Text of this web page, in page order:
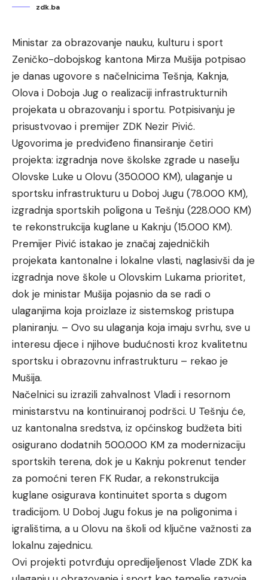
zdk.ba
Ministar za obrazovanje nauku, kulturu i sport
Zeničko-dobojskog kantona Mirza Mušija potpisao
je danas ugovore s načelnicima Tešnja, Kaknja,
Olova i Doboja Jug o realizaciji infrastrukturnih
projekata u obrazovanju i sportu. Potpisivanju je
prisustvovao i premijer ZDK Nezir Pivić.
Ugovorima je predviđeno finansiranje četiri
projekta: izgradnja nove školske zgrade u naselju
Olovske Luke u Olovu (350.000 KM), ulaganje u
sportsku infrastrukturu u Doboj Jugu (78.000 KM),
izgradnja sportskih poligona u Tešnju (228.000 KM)
te rekonstrukcija kuglane u Kaknju (15.000 KM).
Premijer Pivić istakao je značaj zajedničkih
projekata kantonalne i lokalne vlasti, naglasivši da je
izgradnja nove škole u Olovskim Lukama prioritet,
dok je ministar Mušija pojasnio da se radi o
ulaganjima koja proizlaze iz sistemskog pristupa
planiranju. – Ovo su ulaganja koja imaju svrhu, sve u
interesu djece i njihove budućnosti kroz kvalitetnu
sportsku i obrazovnu infrastrukturu – rekao je
Mušija.
Načelnici su izrazili zahvalnost Vladi i resornom
ministarstvu na kontinuiranoj podršci. U Tešnju će,
uz kantonalna sredstva, iz općinskog budžeta biti
osigurano dodatnih 500.000 KM za modernizaciju
sportskih terena, dok je u Kaknju pokrenut tender
za pomoćni teren FK Rudar, a rekonstrukcija
kuglane osigurava kontinuitet sporta s dugom
tradicijom. U Doboj Jugu fokus je na poligonima i
igralištima, a u Olovu na školi od ključne važnosti za
lokalnu zajednicu.
Ovi projekti potvrđuju opredijeljenost Vlade ZDK ka